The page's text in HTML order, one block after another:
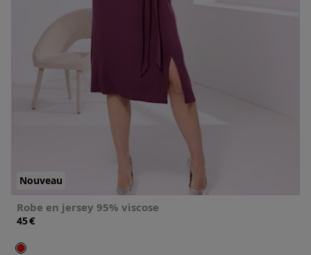
Nouveau
Robe en jersey 95% viscose
45€